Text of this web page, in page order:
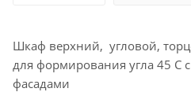
Шкаф верхний, угловой,
для формирования угла 45 С
фасадами